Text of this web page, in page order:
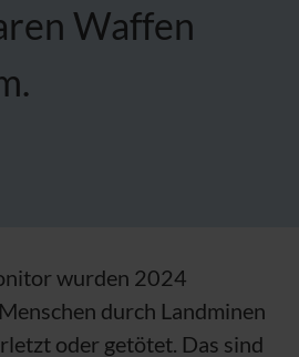
Waffen
wurden 2024
durch Landminen
oder getötet. Das sind